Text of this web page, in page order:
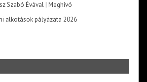
Szabó Évával | Meghívó
alkotások pályázata 2026